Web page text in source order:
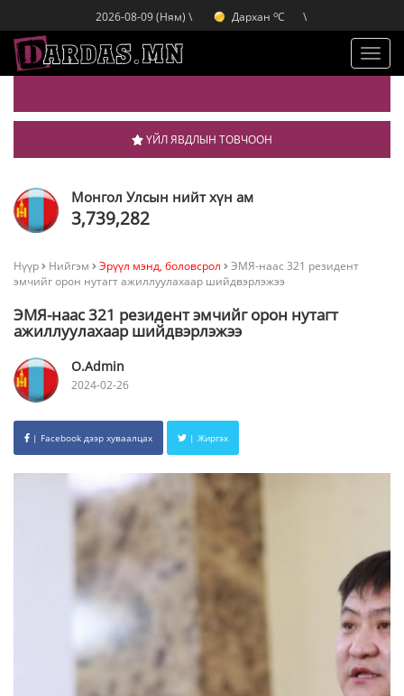
2026-08-09 (Ням) \ Дархан oC
Эрдэнэт C
\
ҮЙЛ ЯВДЛЫН ТОВЧООН
Монгол Улсын нийт хүн ам
3,739,282
Нүүр Нийгэм Эрүүл мэнд, боловсрол
ЭМЯ-наас 321 резидент
эмчийг орон нутагт ажиллуулахаар шийдвэрлэжээ
ЭМЯ-наас 321 резидент эмчийг орон нутагт
ажиллуулахаар шийдвэрлэжээ
O.Admin
2024-02-26
| Facebook дээр хуваалцах | Жиргэх